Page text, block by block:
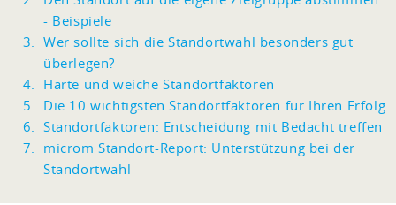
- Beispiele
Wer sollte sich die Standortwahl besonders gut
überlegen?
Harte und weiche Standortfaktoren
Die 10 wichtigsten Standortfaktoren für Ihren Erfolg
Standortfaktoren: Entscheidung mit Bedacht treffen
microm Standort-Report: Unterstützung bei der
Standortwahl